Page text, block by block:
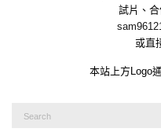
試片、
或直
本站上方Logo
Search